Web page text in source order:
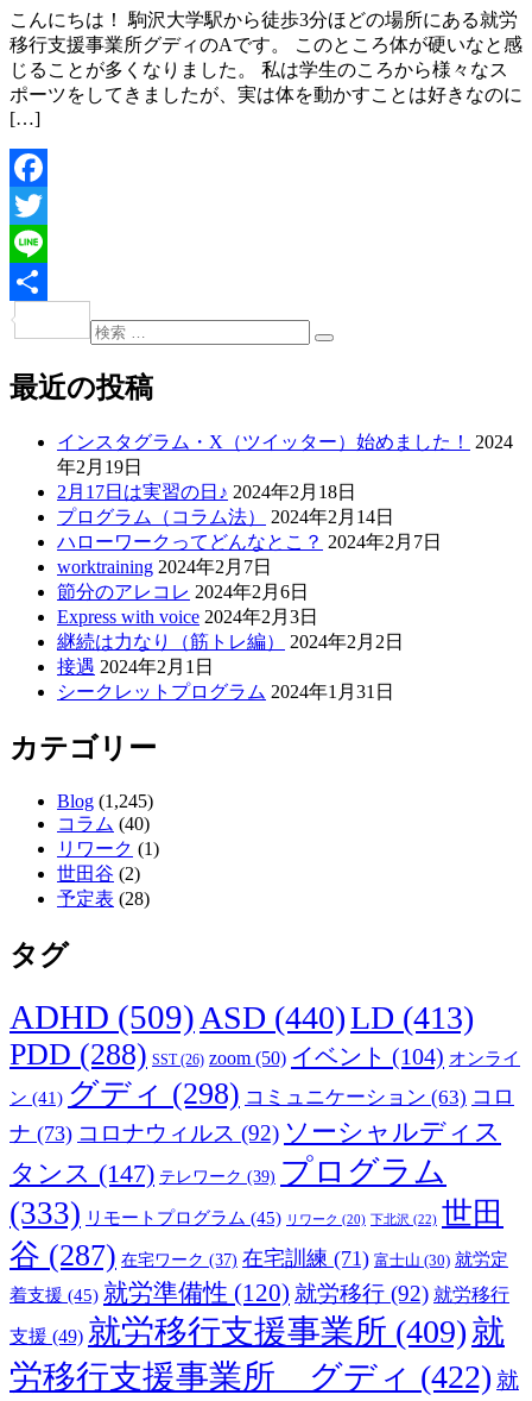
こんにちは！ 駒沢大学駅から徒歩3分ほどの場所にある就労
移行支援事業所グディのAです。 このところ体が硬いなと感
じることが多くなりました。 私は学生のころから様々なス
ポーツをしてきましたが、実は体を動かすことは好きなのに
[…]
Facebook
Twitter
Line
共
投
稿
検
検
最近の投稿
インスタグラム・X（ツイッター）始めました！
2024
年2月19日
2月17日は実習の日♪ 2024年2月18日
プログラム（コラム法）
2024年2月14日
ハローワークってどんなとこ？ 2024年2月7日
worktraining 2024年2月7日
節分のアレコレ 2024年2月6日
Express with voice 2024年2月3日
継続は力なり（筋トレ編）
2024年2月2日
接遇 2024年2月1日
シークレットプログラム 2024年1月31日
カテゴリー
Blog (1,245)
コラム (40)
リワーク (1)
世田谷 (2)
予定表 (28)
タグ
ADHD (509) ASD (440)LD (413)
PDD (288) SST(26) zoom (50) イベント (104) オンライ
ン (41) グディ (298) コミュニケーション (63) コロ
ナ (73) コロナウィルス (92) ソーシャルディス
タンス (147) テレワーク (39) プログラム
(333) リモートプログラム (45) リワーク (20) 下北沢 (22) 世田
谷 (287) 在宅ワーク (37) 在宅訓練 (71) 富士山 (30) 就労定
着支援 (45) 就労準備性 (120) 就労移行 (92) 就労移行
支援 (49) 就労移行支援事業所 (409)就
労移行支援事業所 グディ (422) 就